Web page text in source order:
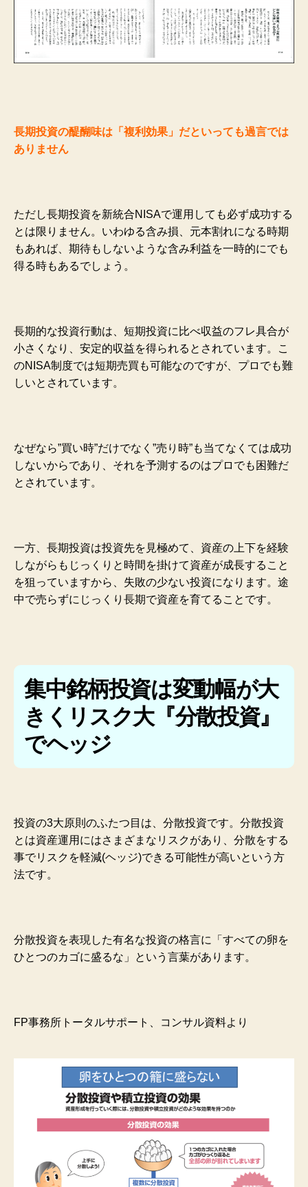
長期投資の醍醐味は「複利効果」だといっても過言では
ありません
ただし長期投資を新統合NISAで運用しても必ず成功する
とは限りません。いわゆる含み損、元本割れになる時期
もあれば、期待もしないような含み利益を一時的にでも
得る時もあるでしょう。
長期的な投資行動は、短期投資に比べ収益のフレ具合が
小さくなり、安定的収益を得られるとされています。こ
のNISA制度では短期売買も可能なのですが、プロでも難
しいとされています。
なぜなら”買い時”だけでなく”売り時”も当てなくては成功
しないからであり、それを予測するのはプロでも困難だ
とされています。
一方、長期投資は投資先を見極めて、資産の上下を経験
しながらもじっくりと時間を掛けて資産が成長すること
を狙っていますから、失敗の少ない投資になります。途
中で売らずにじっくり長期で資産を育てることです。
集中銘柄投資は変動幅が大
きくリスク大『分散投資』
でヘッジ
投資の3大原則のふたつ目は、分散投資です。分散投資
とは資産運用にはさまざまなリスクがあり、分散をする
事でリスクを軽減(ヘッジ)できる可能性が高いという方
法です。
分散投資を表現した有名な投資の格言に「すべての卵を
ひとつのカゴに盛るな」という言葉があります。
FP事務所トータルサポート、コンサル資料より